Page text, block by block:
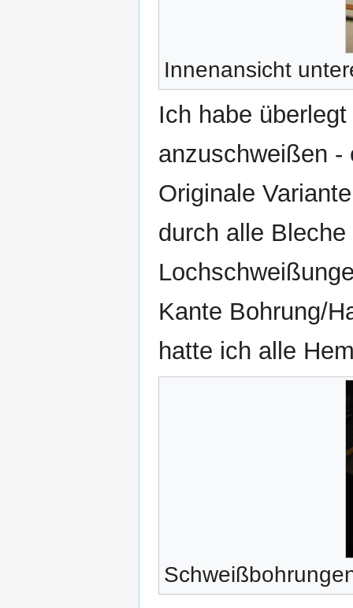
Innenansicht
Ich habe
anzuschweißen -
Originale
durch alle
Kante Bohrung/
hatte ich alle